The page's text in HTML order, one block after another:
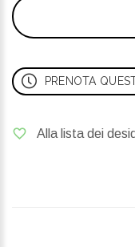
PRENOTA
Alla lista dei